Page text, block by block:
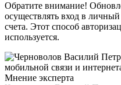
Обратите внимание!
осуществлять вход в
счета. Этот способ
используется.
Мнение эксперта